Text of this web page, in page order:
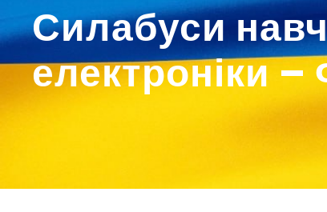
Силабуси
електроніки